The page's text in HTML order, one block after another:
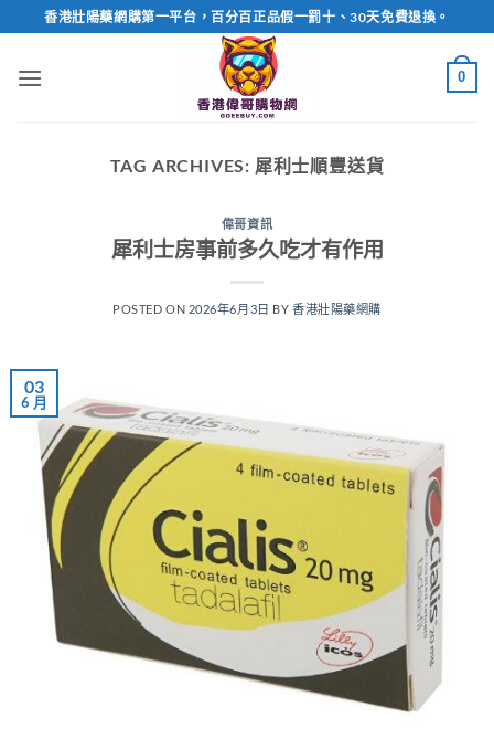
to
content
香港壯陽藥網購第一平台，百分百正品假一罰十、30天免費退換。
0
TAG ARCHIVES: 犀利士順豐送貨
偉哥資訊
犀利士房事前多久吃才有作用
POSTED ON 2026年6月3日 BY 香港壯陽藥網購
03
6 月